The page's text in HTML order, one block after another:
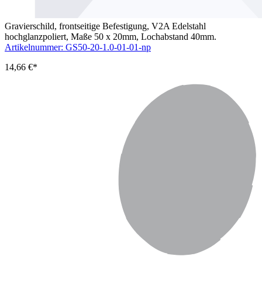
Gravierschild, frontseitige Befestigung, V2A Edelstahl
hochglanzpoliert, Maße 50 x 20mm, Lochabstand 40mm.
Artikelnummer: GS50-20-1.0-01-01-np
14,66 €*